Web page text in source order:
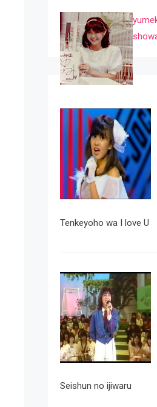
Tenkeyoho wa I love U
Seishun no ijiwaru